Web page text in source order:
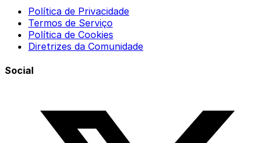
Política de Privacidade
Termos de Serviço
Política de Cookies
Diretrizes da Comunidade
Social